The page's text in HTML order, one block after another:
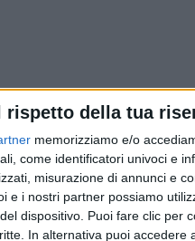
rispetto della tua
memorizziamo e/o
come identificatori univoci e
misurazione di annunci e
e i nostri partner possiamo
dispositivo. Puoi fare clic per
In alternativa puoi